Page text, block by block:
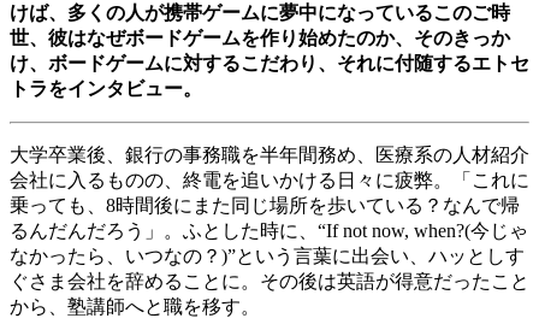
けば、多くの人が携帯ゲームに夢中になっているこのご時
世、彼はなぜボードゲームを作り始めたのか、そのきっか
け、ボードゲームに対するこだわり、それに付随するエトセ
トラをインタビュー。
大学卒業後、銀行の事務職を半年間務め、医療系の人材紹介
会社に入るものの、終電を追いかける日々に疲弊。「これに
乗っても、 8時間後にまた同じ場所を歩いている？なんで帰
るんだんだろう」。ふとした時に、 “If not now, when?(今じゃ
なかったら、いつなの？ )”という言葉に出会い、ハッとしす
ぐさま会社を辞めることに。その後は英語が得意だったこと
から、塾講師へと職を移す。